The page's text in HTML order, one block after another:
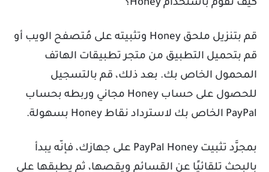
كيف تقوم باستخدام Honey؟
قم بتنزيل ملحق Honey وتثبيته على مُتصفح الويب أو
قم بتحميل التطبيق من متجر تطبيقات الهاتف
المحمول الخاص بك. بعد ذلك، قم بالتسجيل
للحصول على حساب Honey مجاني وربطه بحساب
PayPal الخاص بك لاسترداد نقاط Honey بسهولة.
بمجرَّد تثبيت PayPal Honey على جهازك، فإنّه يبدأ
بالبحث تلقائيًا عن القسائم ويقصها، ثم يطبقها على